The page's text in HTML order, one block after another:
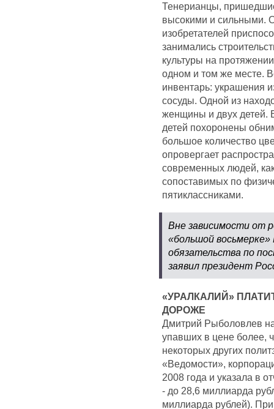
Тенерианцы,
высокими и сильными.
изобретателей
занимались
культуры на
одном и том же месте.
инвентарь: украшения
сосуды. Одной из
женщины и двух детей.
детей похоронены
большое количество
опровергает
современных людей,
сопоставимых по
пятиклассниками.
Вне зависимости от
«большой
обязательства по
заявил президент
«УРАЛКАЛИЙ»
ДОРОЖЕ
Дмитрий Рыболовлев
упавших в цене более,
некоторых других
«Ведомости»,
2008 года и указала в
- до 28,6 миллиарда
миллиарда рублей).